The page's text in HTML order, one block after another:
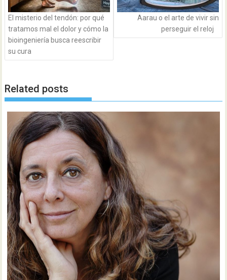
El misterio del tendón: por qué
tratamos mal el dolor y cómo la
bioingeniería busca reescribir
su cura
Aarau o el arte de vivir sin
perseguir el reloj
Related posts